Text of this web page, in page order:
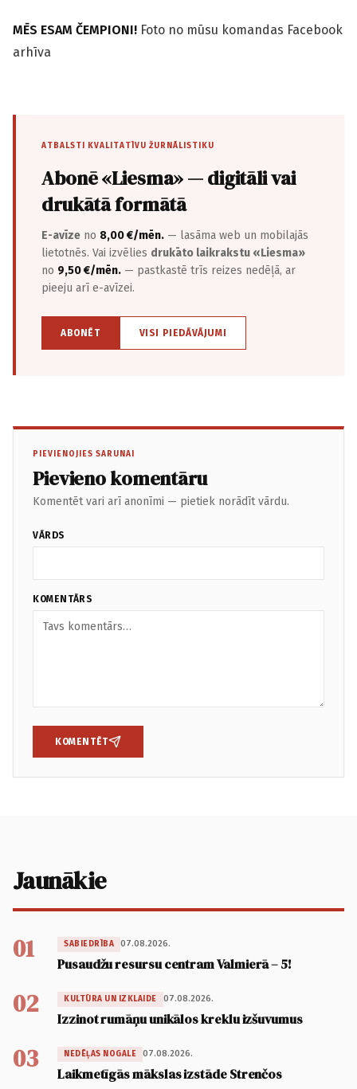
MĒS ESAM ČEMPIONI! Foto no mūsu komandas Facebook
arhīva
ATBALSTI KVALITATĪVU ŽURNĀLISTIKU
Abonē «Liesma» — digitāli vai
drukātā formātā
E-avīze no 8,00 €/mēn. — lasāma web un mobilajās
lietotnēs. Vai izvēlies drukāto laikrakstu «Liesma»
no 9,50 €/mēn. — pastkastē trīs reizes nedēļā, ar
pieeju arī e-avīzei.
ABONĒT VISI PIEDĀVĀJUMI
PIEVIENOJIES SARUNAI
Pievieno komentāru
Komentēt vari arī anonīmi — pietiek norādīt vārdu.
VĀRDS
KOMENTĀRS
KOMENTĒT
Jaunākie
01 SABIEDRĪBA 07.08.2026.
Pusaudžu resursu centram Valmierā – 5!
02 KULTŪRA UN IZKLAIDE 07.08.2026.
Izzinot rumāņu unikālos kreklu izšuvumus
03 NEDĒĻAS NOGALE 07.08.2026.
Laikmetīgās mākslas izstāde Strenčos